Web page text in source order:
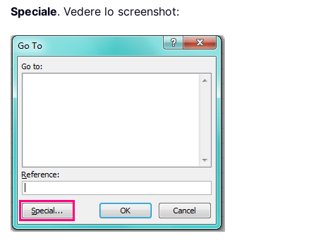
Speciale. Vedere lo screenshot: